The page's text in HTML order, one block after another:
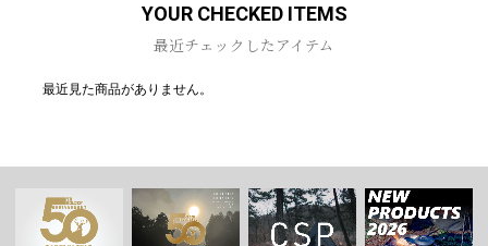
YOUR CHECKED ITEMS
最近チェックしたアイテム
最近見た商品がありません。